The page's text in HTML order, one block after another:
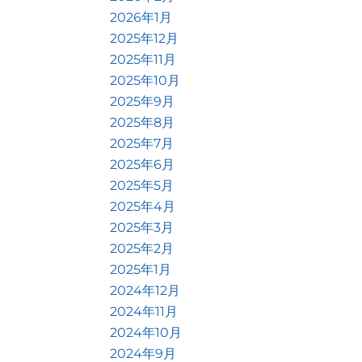
2026年1月
2025年12月
2025年11月
2025年10月
2025年9月
2025年8月
2025年7月
2025年6月
2025年5月
2025年4月
2025年3月
2025年2月
2025年1月
2024年12月
2024年11月
2024年10月
2024年9月